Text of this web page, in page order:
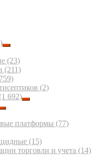
(23)
(211)
(2)
692)
платформы (77)
(15)
торговли и учета (14)